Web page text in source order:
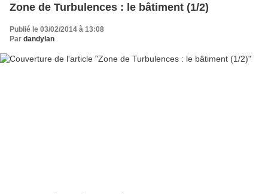
Zone de Turbulences : le bâtiment (1/2)
Publié le 03/02/2014 à 13:08
Par dandylan